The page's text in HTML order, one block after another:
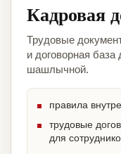
Кадровая
Трудовые
и договорная
шашлычной.
правила
трудовые
для